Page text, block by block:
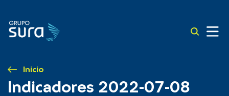
Inicio
Indicadores 2022-07-08